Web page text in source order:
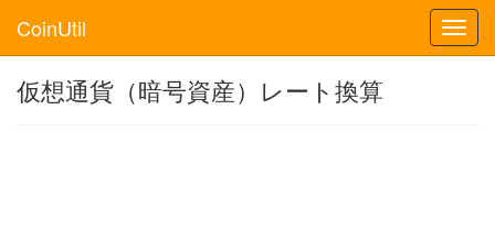
CoinUtil
仮想通貨（暗号資産）レート換算